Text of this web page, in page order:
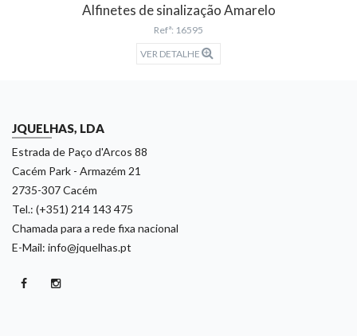
Alfinetes de sinalização Amarelo
Refª: 16595
VER DETALHE
JQUELHAS, LDA
Estrada de Paço d'Arcos 88
Cacém Park - Armazém 21
2735-307 Cacém
Tel.: (+351) 214 143 475
Chamada para a rede fixa nacional
E-Mail: info@jquelhas.pt